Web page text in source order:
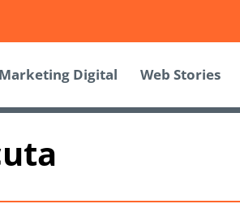
Marketing Digital Web Stories